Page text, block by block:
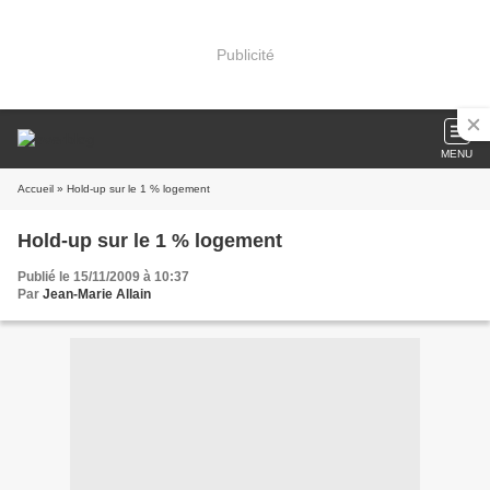
Publicité
MENU
Accueil » Hold-up sur le 1 % logement
Hold-up sur le 1 % logement
Publié le 15/11/2009 à 10:37
Par Jean-Marie Allain